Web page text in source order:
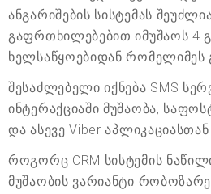
ანგარიშების სისტემას
გაფრთხილებებით იმუშაოს 4
ხელსაწყოებიდან რომელიმეს
შესაძლებელი იქნება SMS
ინტერაქციაში მუშაობა,
და ასევე Viber
როგორც CRM სისტემის
მუშაობის ვარიანტი